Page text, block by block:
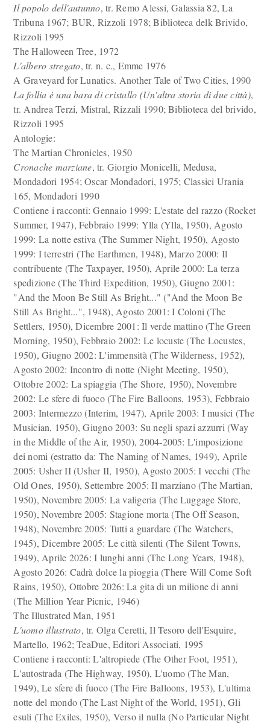
Il popolo dell'autunno, tr. Remo Alessi, Galassia 82, La
Tribuna 1967; BUR, Rizzoli 1978; Biblioteca delk Brivido,
Rizzoli 1995
The Halloween Tree, 1972
L'albero stregato, tr. n. c., Emme 1976
A Graveyard for Lunatics. Another Tale of Two Cities, 1990
La follia è una bara di cristallo (Un'altra storia di due città),
tr. Andrea Terzi, Mistral, Rizzali 1990; Biblioteca del brivido,
Rizzoli 1995
Antologie:
The Martian Chronicles, 1950
Cronache marziane, tr. Giorgio Monicelli, Medusa,
Mondadori 1954; Oscar Mondadori, 1975; Classici Urania
165, Mondadori 1990
Contiene i racconti: Gennaio 1999: L'estate del razzo (Rocket
Summer, 1947), Febbraio 1999: Ylla (Ylla, 1950), Agosto
1999: La notte estiva (The Summer Night, 1950), Agosto
1999: I terrestri (The Earthmen, 1948), Marzo 2000: Il
contribuente (The Taxpayer, 1950), Aprile 2000: La terza
spedizione (The Third Expedition, 1950), Giugno 2001:
"And the Moon Be Still As Bright..." ("And the Moon Be
Still As Bright...", 1948), Agosto 2001: I Coloni (The
Settlers, 1950), Dicembre 2001: Il verde mattino (The Green
Morning, 1950), Febbraio 2002: Le locuste (The Locustes,
1950), Giugno 2002: L'immensità (The Wilderness, 1952),
Agosto 2002: Incontro di notte (Night Meeting, 1950),
Ottobre 2002: La spiaggia (The Shore, 1950), Novembre
2002: Le sfere di fuoco (The Fire Balloons, 1953), Febbraio
2003: Intermezzo (Interim, 1947), Aprile 2003: I musici (The
Musician, 1950), Giugno 2003: Su negli spazi azzurri (Way
in the Middle of the Air, 1950), 2004-2005: L'imposizione
dei nomi (estratto da: The Naming of Names, 1949), Aprile
2005: Usher II (Usher II, 1950), Agosto 2005: I vecchi (The
Old Ones, 1950), Settembre 2005: Il marziano (The Martian,
1950), Novembre 2005: La valigeria (The Luggage Store,
1950), Novembre 2005: Stagione morta (The Off Season,
1948), Novembre 2005: Tutti a guardare (The Watchers,
1945), Dicembre 2005: Le città silenti (The Silent Towns,
1949), Aprile 2026: I lunghi anni (The Long Years, 1948),
Agosto 2026: Cadrà dolce la pioggia (There Will Come Soft
Rains, 1950), Ottobre 2026: La gita di un milione di anni
(The Million Year Picnic, 1946)
The Illustrated Man, 1951
L'uomo illustrato, tr. Olga Ceretti, Il Tesoro dell'Esquire,
Martello, 1962; TeaDue, Editori Associati, 1995
Contiene i racconti: L'altropiede (The Other Foot, 1951),
L'autostrada (The Highway, 1950), L'uomo (The Man,
1949), Le sfere di fuoco (The Fire Balloons, 1953), L'ultima
notte del mondo (The Last Night of the World, 1951), Gli
esuli (The Exiles, 1950), Verso il nulla (No Particular Night